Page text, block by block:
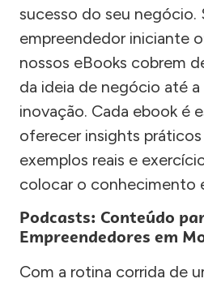
sucesso do seu negócio.
empreendedor iniciante
nossos eBooks cobrem
da ideia de negócio até a
inovação. Cada ebook é
oferecer insights
exemplos reais e
colocar o conhecimento
Podcasts: Conteúdo
Empreendedores em
Com a rotina corrida de